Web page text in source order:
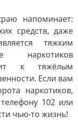
напоминает:
средств, даже
тяжким
наркотиков
к тяжёлым
Если вам
наркотиков,
102 или
чью-то жизнь!